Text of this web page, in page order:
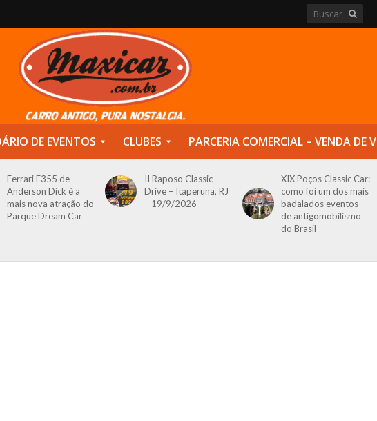
DE EVENTOS CLUBES PARCERIA COMERCIAL – VENDA DE
Ferrari F355 de
Anderson Dick é a
mais nova atração do
Parque Dream Car
II Raposo Classic
Drive – Itaperuna, RJ
– 19/9/2026
XIX Poços Classic Car:
como foi um dos mais
badalados eventos
de antigomobilismo
do Brasil